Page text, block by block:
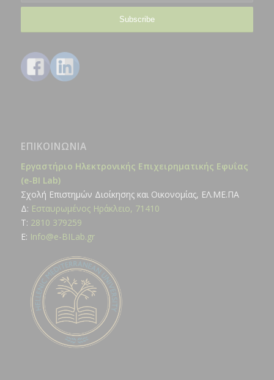
ΕΠΙΚΟΙΝΩΝΊΑ
Εργαστήριο Ηλεκτρονικής Επιχειρηματικής Εφυΐας
(e-BI Lab)
Σχολή Επιστημών Διοίκησης και Οικονομίας, ΕΛ.ΜΕ.ΠΑ
Δ: Εσταυρωμένος Ηράκλειο, 71410
Τ: 2810 379259
E: Ιnfo@e-BILab.gr